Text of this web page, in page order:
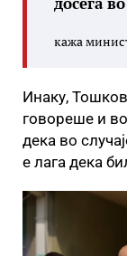
кажа
Инаку,
говореше и
дека во
е лага дека